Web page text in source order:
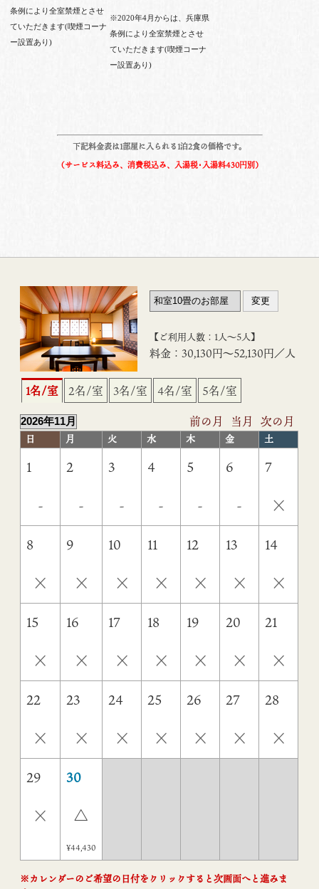
条例により全室禁煙とさせ
ていただきます(喫煙コーナ
ー設置あり)
※2020年4月からは、兵庫県
条例により全室禁煙とさせ
ていただきます(喫煙コーナ
ー設置あり)
下記料金表は1部屋に入られる1泊2食の価格です。
（サービス料込み、消費税込み、入湯税･入湯料430円別）
【ご利用人数：1人〜5人】
料金：30,130円〜52,130円／人
1名/室 2名/室 3名/室 4名/室
5名/室
前の月
当月 次の月
日 月 火 水 木 金 土
1
-
2
-
3
-
4
-
5
-
6
-
7
×
8
×
9
×
10
×
11
×
12
×
13
×
14
×
15
×
16
×
17
×
18
×
19
×
20
×
21
×
22
×
23
×
24
×
25
×
26
×
27
×
28
×
29
×
30
△
¥44,430
※カレンダーのご希望の日付をクリックすると次画面へと進みま